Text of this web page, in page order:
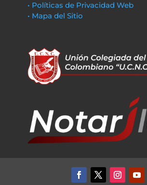
• Políticas de Privacidad Web
• Mapa del Sitio